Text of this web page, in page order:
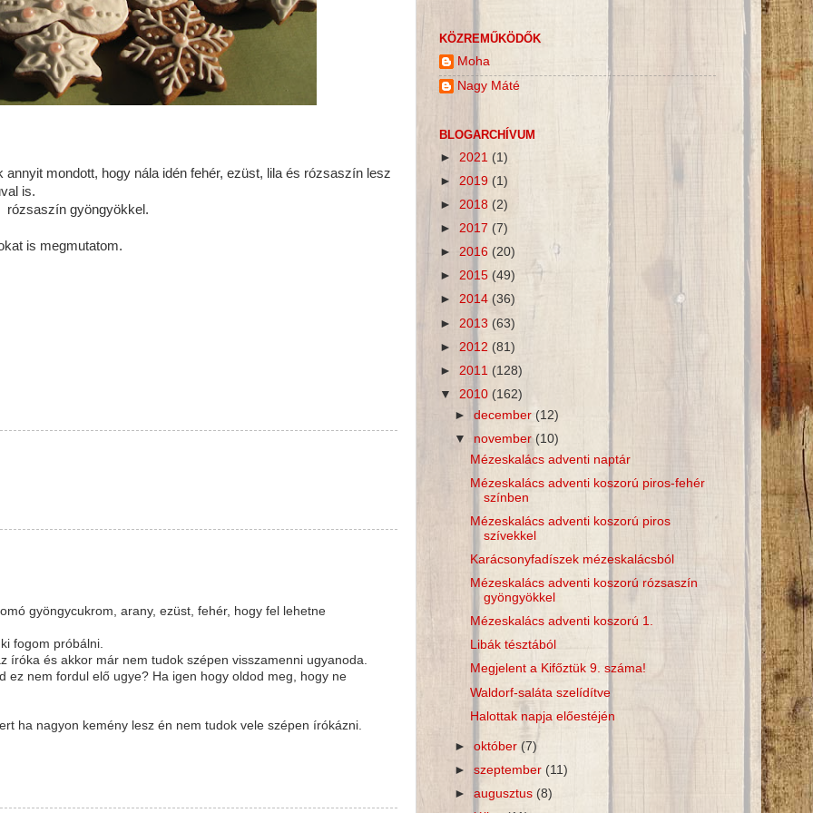
mondott, hogy nála idén fehér, ezüst, lila és rózsaszín lesz
is.
rózsaszín gyöngyökkel.
is megmutatom.
gyöngycukrom, arany, ezüst, fehér, hogy fel lehetne
fogom próbálni.
íróka és akkor már nem tudok szépen visszamenni ugyanoda.
ez nem fordul elő ugye? Ha igen hogy oldod meg, hogy ne
ha nagyon kemény lesz én nem tudok vele szépen írókázni.
KÖZREMŰKÖDŐK
Moha
Nagy Máté
BLOGARCHÍVUM
► 2021 (1)
► 2019 (1)
► 2018 (2)
► 2017 (7)
► 2016 (20)
► 2015 (49)
► 2014 (36)
► 2013 (63)
► 2012 (81)
► 2011 (128)
▼ 2010 (162)
►december(12)
▼ november (10)
Mézeskalács adventi naptár
Mézeskalács adventi koszorú piros-fehér
színben
Mézeskalács adventi koszorú piros
szívekkel
Karácsonyfadíszek mézeskalácsból
Mézeskalács adventi koszorú rózsaszín
gyöngyökkel
Mézeskalács adventi koszorú 1.
Libák tésztából
Megjelent a Kifőztük 9. száma!
Waldorf-saláta szelídítve
Halottak napja előestéjén
►október(7)
►szeptember (11)
►augusztus(8)